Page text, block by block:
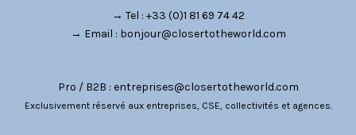
→ Tel : +33 (0)1 81 69 74 42
→ Email : bonjour@closertotheworld.com
Pro / B2B : entreprises@closertotheworld.com
Exclusivement réservé aux entreprises, CSE, collectivités et agences.